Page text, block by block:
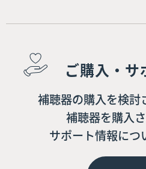
ご購入・サ
補聴器の購入を検討
補聴器を購入さ
サポート情報につ